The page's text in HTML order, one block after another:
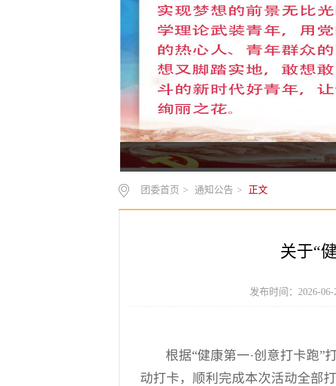
团委首页 > 通知公告 > 正文
关于“
发布时间：2026-
根据“健康第一·创意打卡跑
动打卡，顺利完成本次活动全部